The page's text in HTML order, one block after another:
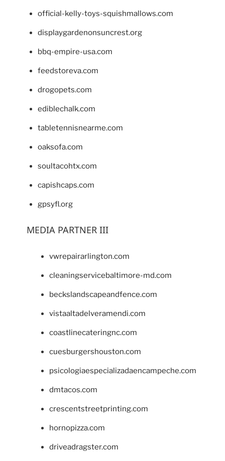
official-kelly-toys-squishmallows.com
displaygardenonsuncrest.org
bbq-empire-usa.com
feedstoreva.com
drogopets.com
ediblechalk.com
tabletennisnearme.com
oaksofa.com
soultacohtx.com
capishcaps.com
gpsyfl.org
MEDIA PARTNER III
vwrepairarlington.com
cleaningservicebaltimore-md.com
beckslandscapeandfence.com
vistaaltadelveramendi.com
coastlinecateringnc.com
cuesburgershouston.com
psicologiaespecializadaencampeche.com
dmtacos.com
crescentstreetprinting.com
hornopizza.com
driveadragster.com